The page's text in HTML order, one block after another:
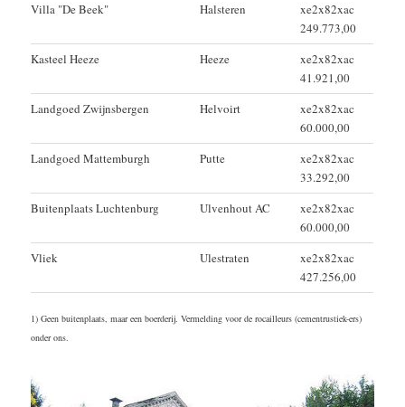
Villa "De Beek"
Halsteren
xe2x82xac
249.773,00
Kasteel Heeze
Heeze
xe2x82xac
41.921,00
Landgoed Zwijnsbergen
Helvoirt
xe2x82xac
60.000,00
Landgoed Mattemburgh
Putte
xe2x82xac
33.292,00
Buitenplaats Luchtenburg
Ulvenhout AC
xe2x82xac
60.000,00
Vliek
Ulestraten
xe2x82xac
427.256,00
1) Geen buitenplaats, maar een boerderij. Vermelding voor de rocailleurs (cementrustiek-ers)
onder ons.